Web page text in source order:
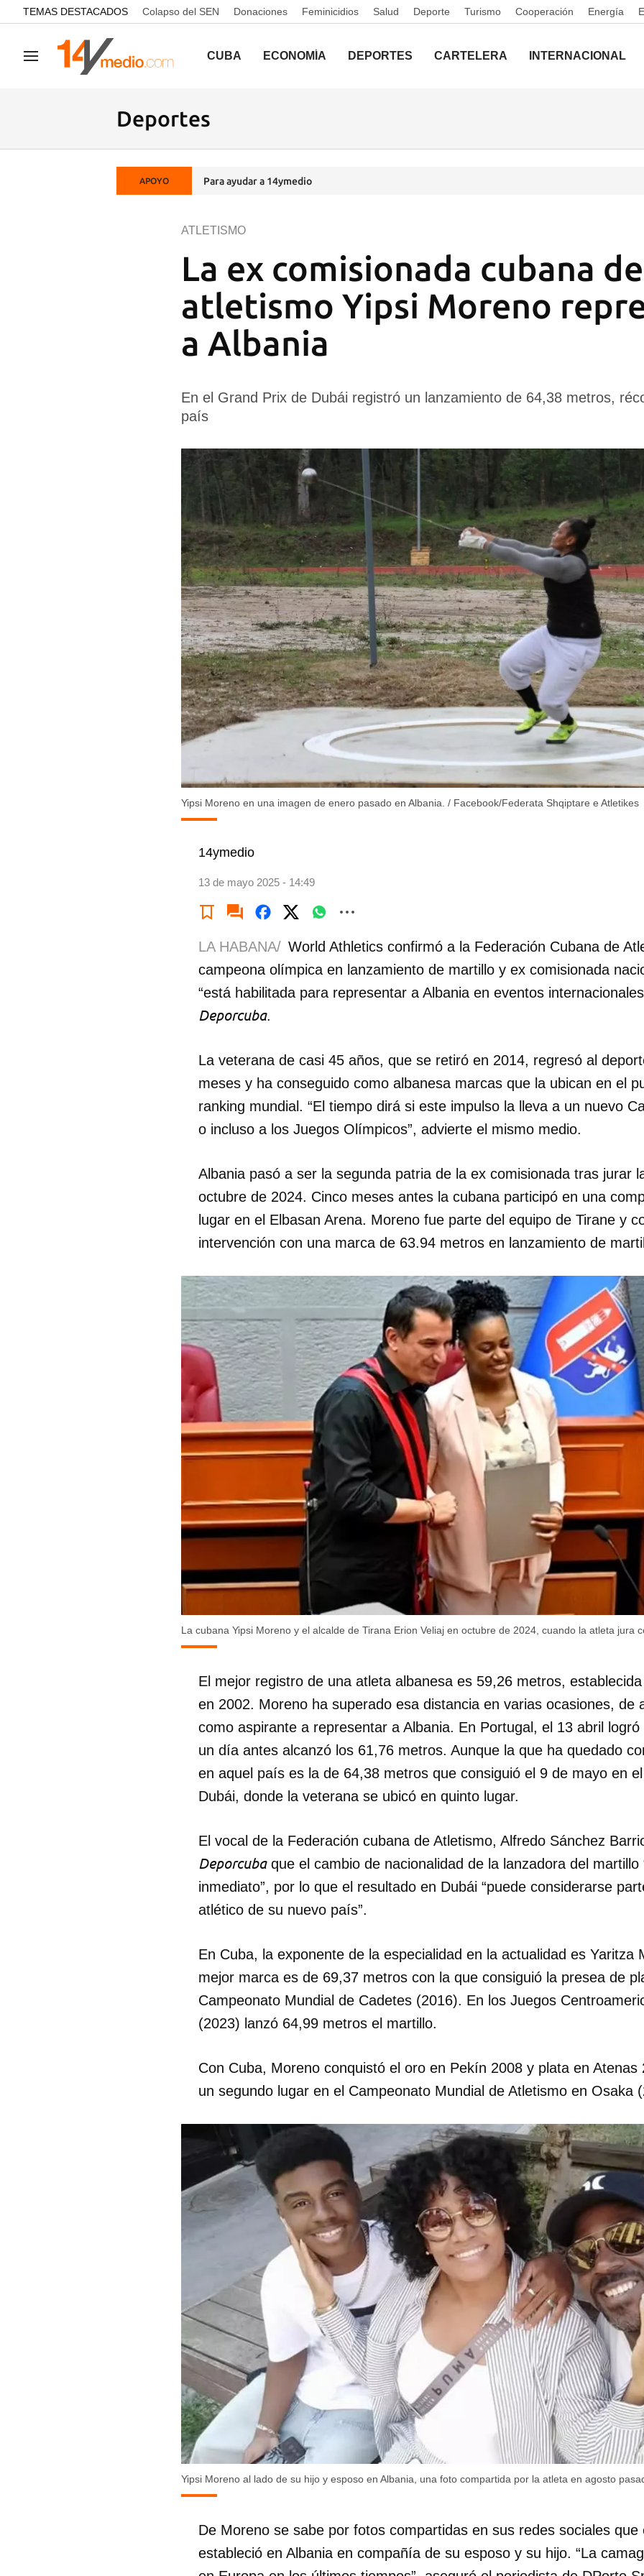
common.go-to-content
TEMAS DESTACADOS Colapso del SEN Donaciones Feminicidios Salud Deporte Turismo Cooperación Energía
Navegación CUBA ECONOMÍA DEPORTES CARTELERA INTERNACIONAL
Deportes
APOYO Para ayudar a 14ymedio
La ex comisionada cubana de
atletismo Yipsi Moreno
a Albania
ATLETISMO
En el Grand Prix de Dubái registró un lanzamiento de 64,38 metros,
país
Yipsi Moreno en una imagen de enero pasado en Albania. / Facebook/Federata Shqiptare e Atletikes
14ymedio
13 de mayo 2025 - 14:49
Guardar como favorito
Para poder guardar como favorito, primero has de iniciar sesión
cuenta de 14ymedio.
LA HABANA/ World Athletics confirmó a la Federación Cubana de
campeona olímpica en lanzamiento de martillo y ex comisionada
“está habilitada para representar a Albania en eventos
Deporcuba.
La veterana de casi 45 años, que se retiró en 2014, regresó al
meses y ha conseguido como albanesa marcas que la ubican en el
ranking mundial. “El tiempo dirá si este impulso la lleva a un nuevo
o incluso a los Juegos Olímpicos”, advierte el mismo medio.
Albania pasó a ser la segunda patria de la ex comisionada tras jurar
octubre de 2024. Cinco meses antes la cubana participó en una
lugar en el Elbasan Arena. Moreno fue parte del equipo de Tirane y
intervención con una marca de 63.94 metros en lanzamiento de
La cubana Yipsi Moreno y el alcalde de Tirana Erion Veliaj en octubre de 2024, cuando la atleta jura
El mejor registro de una atleta albanesa es 59,26 metros,
en 2002. Moreno ha superado esa distancia en varias ocasiones, de
como aspirante a representar a Albania. En Portugal, el 13 abril
un día antes alcanzó los 61,76 metros. Aunque la que ha quedado
en aquel país es la de 64,38 metros que consiguió el 9 de mayo en
Dubái, donde la veterana se ubicó en quinto lugar.
El vocal de la Federación cubana de Atletismo, Alfredo Sánchez
Deporcubaque el cambio de nacionalidad de la lanzadora del martillo
inmediato”, por lo que el resultado en Dubái “puede considerarse
atlético de su nuevo país”.
En Cuba, la exponente de la especialidad en la actualidad es Yaritza
mejor marca es de 69,37 metros con la que consiguió la presea de
Campeonato Mundial de Cadetes (2016). En los Juegos
(2023) lanzó 64,99 metros el martillo.
Con Cuba, Moreno conquistó el oro en Pekín 2008 y plata en Atenas
un segundo lugar en el Campeonato Mundial de Atletismo en Osaka
Yipsi Moreno al lado de su hijo y esposo en Albania, una foto compartida por la atleta en agosto
De Moreno se sabe por fotos compartidas en sus redes sociales que
estableció en Albania en compañía de su esposo y su hijo. “La